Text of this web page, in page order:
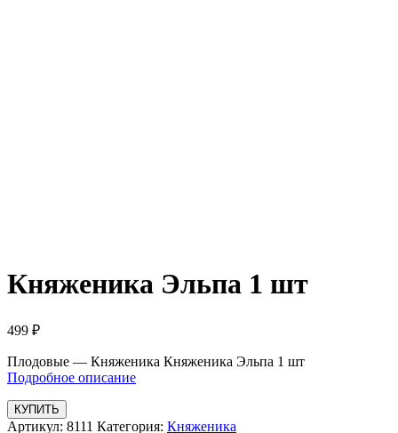
Княженика Эльпа 1 шт
499 ₽
Плодовые — Княженика Княженика Эльпа 1 шт
Подробное описание
КУПИТЬ
Артикул: 8111 Категория: Княженика